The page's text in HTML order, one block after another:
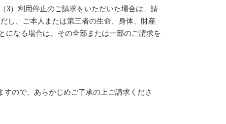
3）利用停止のご請求をいただいた場合は、請
し、ご本人または第三者の生命、身体、財産
になる場合は、その全部または一部のご請求を
ので、あらかじめご了承の上ご請求くださ